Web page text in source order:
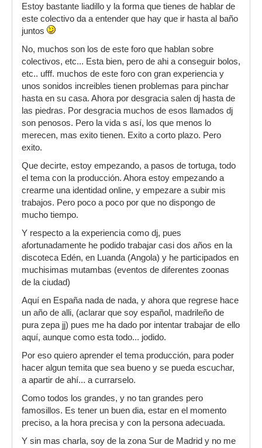
Estoy bastante liadillo y la forma que tienes de hablar de
este colectivo da a entender que hay que ir hasta al baño
juntos
No, muchos son los de este foro que hablan sobre
colectivos, etc... Esta bien, pero de ahi a conseguir bolos,
etc.. ufff. muchos de este foro con gran experiencia y
unos sonidos increibles tienen problemas para pinchar
hasta en su casa. Ahora por desgracia salen dj hasta de
las piedras. Por desgracia muchos de esos llamados dj
son penosos. Pero la vida s así, los que menos lo
merecen, mas exito tienen. Exito a corto plazo. Pero
exito.
Que decirte, estoy empezando, a pasos de tortuga, todo
el tema con la producción. Ahora estoy empezando a
crearme una identidad online, y empezare a subir mis
trabajos. Pero poco a poco por que no dispongo de
mucho tiempo.
Y respecto a la experiencia como dj, pues
afortunadamente he podido trabajar casi dos años en la
discoteca Edén, en Luanda (Angola) y he participados en
muchisimas mutambas (eventos de diferentes zoonas
de la ciudad)
Aquí en España nada de nada, y ahora que regrese hace
un año de alli, (aclarar que soy español, madrileño de
pura zepa jj) pues me ha dado por intentar trabajar de ello
aquí, aunque como esta todo... jodido.
Por eso quiero aprender el tema producción, para poder
hacer algun temita que sea bueno y se pueda escuchar,
a apartir de ahí... a currarselo.
Como todos los grandes, y no tan grandes pero
famosillos. Es tener un buen dia, estar en el momento
preciso, a la hora precisa y con la persona adecuada.
Y sin mas charla, soy de la zona Sur de Madrid y no me